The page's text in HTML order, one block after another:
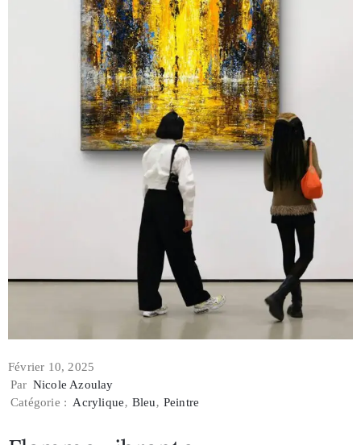
Février 10, 2025
Par Nicole Azoulay
Catégorie : Acrylique‚ Bleu‚ Peintre